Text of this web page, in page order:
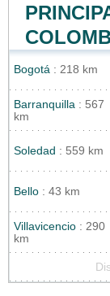
Bogotá : 218 km
Barranquilla : 567
km
Soledad : 559 km
Bello : 43 km
Villavicencio : 290
km